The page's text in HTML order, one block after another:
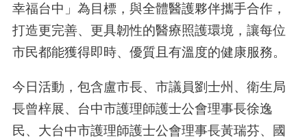
幸福台中」為目標，與全體醫護夥伴攜手合作，
打造更完善、更具韌性的醫療照護環境，讓每位
市民都能獲得即時、優質且有溫度的健康服務。
今日活動，包含盧市長、市議員劉士州、衛生局
長曾梓展、台中市護理師護士公會理事長徐逸
民、大台中市護理師護士公會理事長黃瑞芬、國